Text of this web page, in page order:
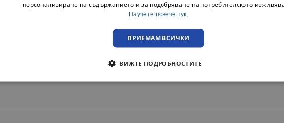
с нас, моля свържете се на посочения телефонен номер, или ни
опция за преглед при освобождаване на пратката!
персонализиране на съдържанието и за подобряване на потребителското
Научете повече тук.
ПРИЕМАМ ВСИЧКИ
ВИЖТЕ ПОДРОБНОСТИТЕ